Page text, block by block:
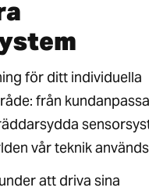
för ditt individuella
från
vår teknik
att driva sina